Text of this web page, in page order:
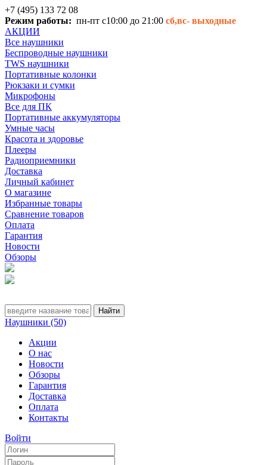
+7 (495) 133 72 08
Режим работы: пн-пт с10:00 до 21:00 сб,вс- выходные
АКЦИИ
Все наушники
Беспроводные наушники
TWS наушники
Портативные колонки
Рюкзаки и сумки
Микрофоны
Все для ПК
Портативные аккумуляторы
Умные часы
Красота и здоровье
Плееры
Радиоприемники
Доставка
Личный кабинет
О магазине
Избранные товары
Сравнение товаров
Оплата
Гарантия
Новости
Обзоры
Наушники (50)
Акции
О нас
Новости
Обзоры
Гарантия
Доставка
Оплата
Контакты
Войти